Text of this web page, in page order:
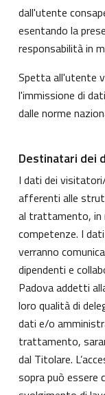
dall'utente
esentando la
responsabilità in
Spetta all'utente
l'immissione di
dalle norme
Destinatari dei
I dati dei
afferenti alle
al trattamento, in
competenze. I
verranno
dipendenti e
Padova addetti
loro qualità di
dati e/o
trattamento,
dal Titolare.
sopra può essere